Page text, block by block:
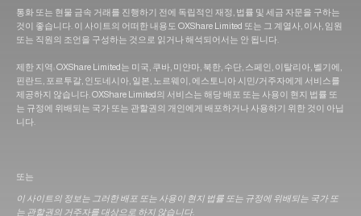
통화 또는 현물 금속 거래를 진행하기 전에 독립적인 재정, 법률 및 세금 자문을 구하는
것이 좋습니다. 이 사이트의 어떠한 내용도 OXShare Limited 또는 그 계열사, 이사, 임원
또는 직원의 조언을 구성하는 것으로 읽거나 해석되어서는 안 됩니다.
제한 지역: OXShare Limited는 미국, 쿠바, 미얀마, 북한, 수단, 스페인, 이탈리아, 벨기에,
핀란드, 포르투갈, 인도네시아, 일본, 노르웨이, 에스토니아 시민/거주자에게 서비스를
제공하지 않습니다. OXShare Limited의 서비스는 해당 배포 또는 사용이 현지 법률 또
는 규정에 위배되는 국가 또는 관할권의 개인에게 배포하거나 사용하기 위한 것이 아닙
니다.
또는
이 사이트의 정보는 그러한 배포 또는 사용이 현지 법률 또는 규정에 위배되는 국가 또
는 관할권의 거주자를 대상으로 하지 않습니다.